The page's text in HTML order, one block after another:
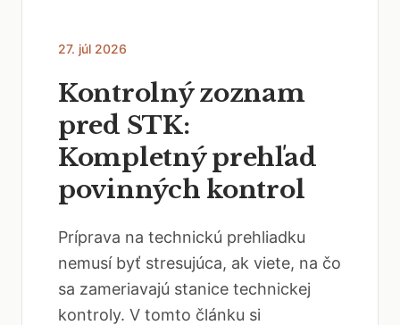
27. júl 2026
Kontrolný zoznam
pred STK:
Kompletný prehľad
povinných kontrol
Príprava na technickú prehliadku
nemusí byť stresujúca, ak viete, na čo
sa zameriavajú stanice technickej
kontroly. V tomto článku si